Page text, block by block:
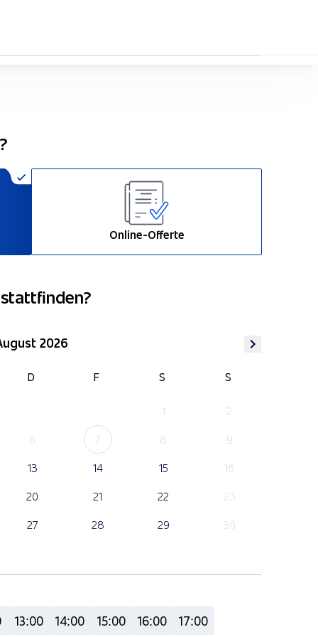
Online-Offerte
2026
D F S S
1
2
6 7 8
9
13 14 15
16
20 21 22
23
27 28 29
30
13:00 14:00 15:00 16:00 17:00